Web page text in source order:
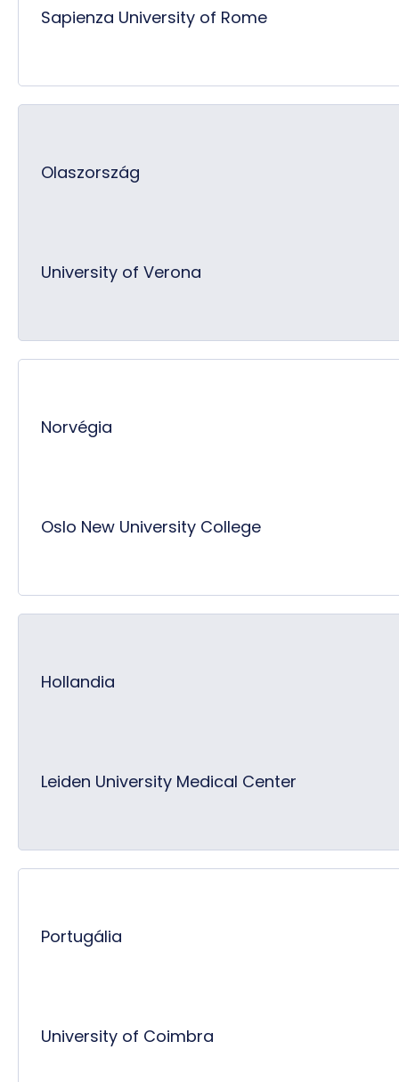
Sapienza University of Rome
Olaszország
University of Verona
Norvégia
Oslo New University College
Hollandia
Leiden University Medical Center
Portugália
University of Coimbra